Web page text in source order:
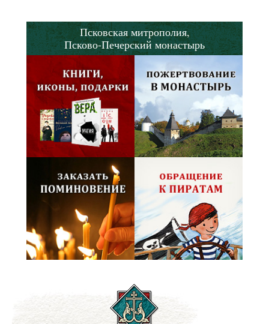
Псковская митрополия,
Псково-Печерский монастырь